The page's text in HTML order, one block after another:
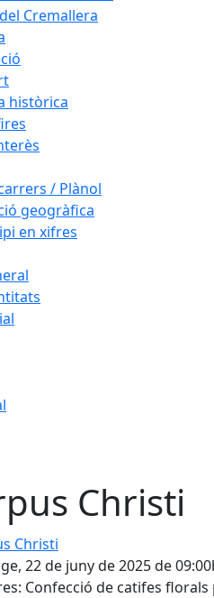
Cremallera
històrica
/ Plànol
geogràfica
en xifres
Christi
22 de juny de 2025 de
Confecció de catifes